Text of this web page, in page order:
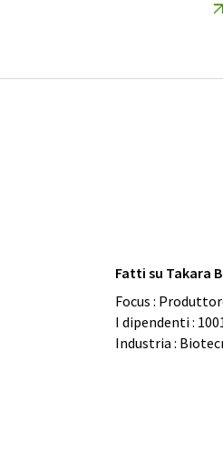
Fatti su Takara
Focus :
I dipendenti :
Industria :